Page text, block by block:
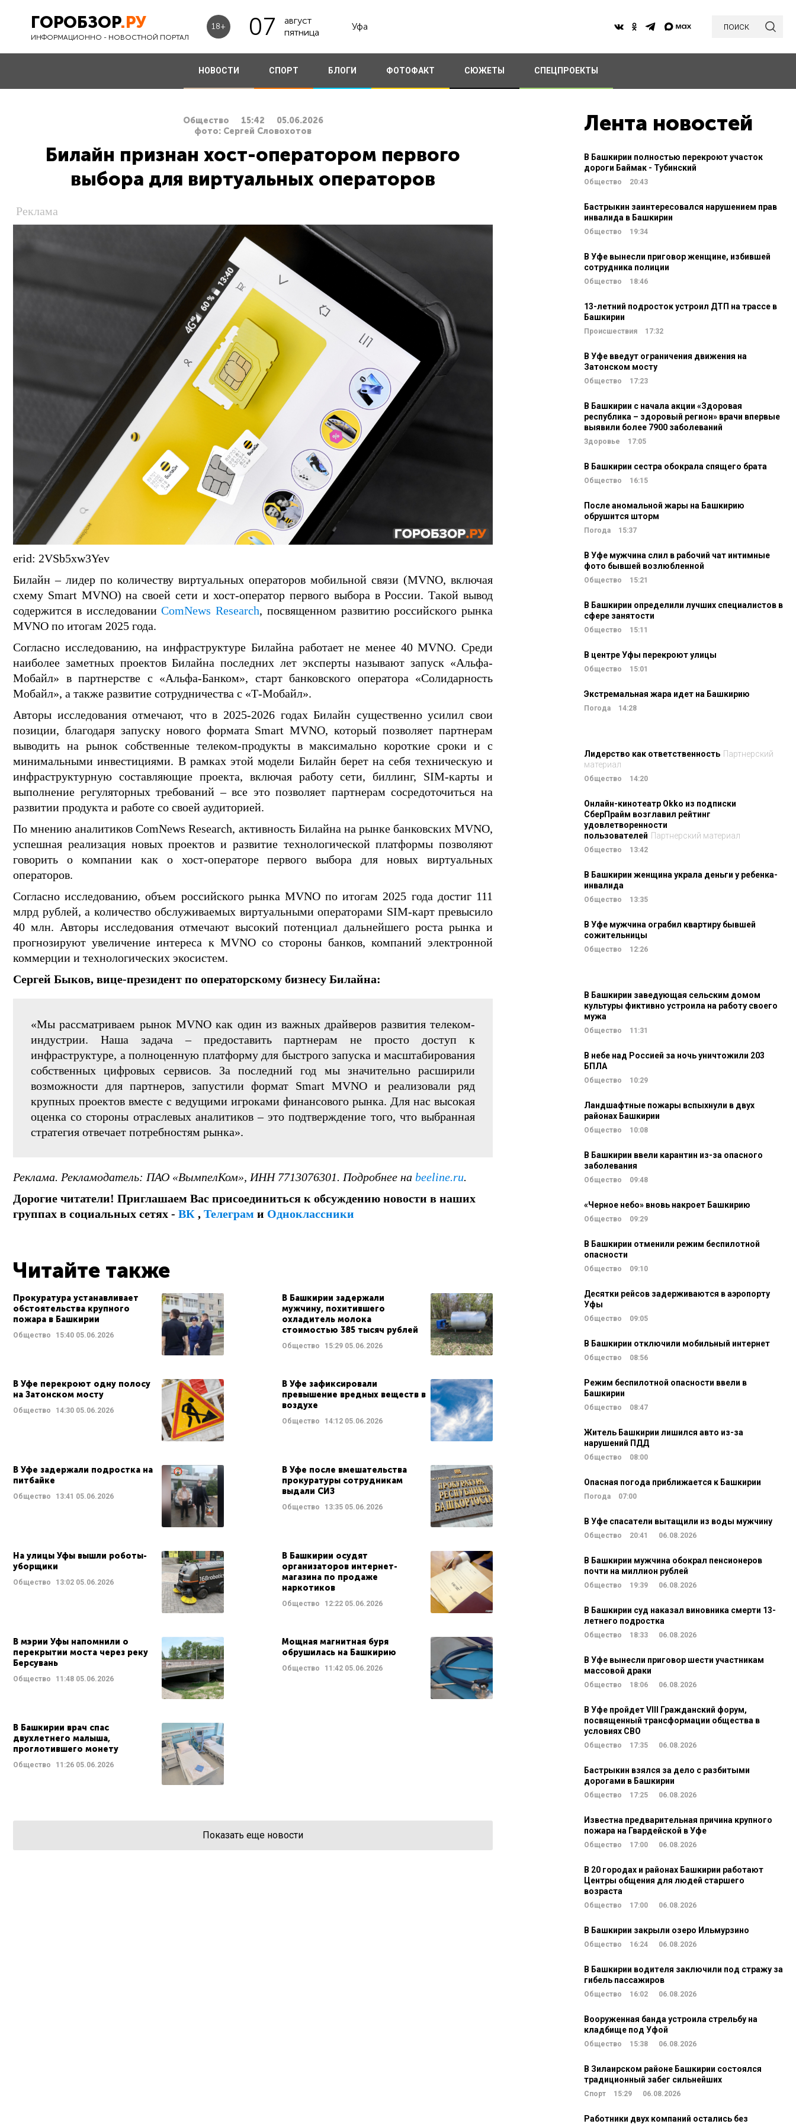
ГОРОБЗОР.РУ
ИНФОРМАЦИОННО - НОВОСТНОЙ ПОРТАЛ
18+ 07
август
пятница
Уфа поиск
НОВОСТИ СПОРТ БЛОГИ ФОТОФАКТ СЮЖЕТЫ СПЕЦПРОЕКТЫ
Общество 15:42
05.06.2026
фото: Сергей Словохотов
Билайн признан хост-оператором первого
выбора для виртуальных операторов
Реклама
erid: 2VSb5xw3Yev
Билайн – лидер по количеству виртуальных операторов мобильной связи (MVNO, включая
схему Smart MVNO) на своей сети и хост-оператор первого выбора в России. Такой вывод
содержится в исследованииComNews Research, посвященном развитию российского рынка
MVNO по итогам 2025 года.
Согласно исследованию, на инфраструктуре Билайна работает не менее 40 MVNO. Среди
наиболее заметных проектов Билайна последних лет эксперты называют запуск «Альфа-
Мобайл» в партнерстве с «Альфа-Банком», старт банковского оператора «Солидарность
Мобайл», а также развитие сотрудничества с «Т-Мобайл».
Авторы исследования отмечают, что в 2025-2026 годах Билайн существенно усилил свои
позиции, благодаря запуску нового формата Smart MVNO, который позволяет партнерам
выводить на рынок собственные телеком-продукты в максимально короткие сроки и с
минимальными инвестициями. В рамках этой модели Билайн берет на себя техническую и
инфраструктурную составляющие проекта, включая работу сети, биллинг, SIM-карты и
выполнение регуляторных требований – все это позволяет партнерам сосредоточиться на
развитии продукта и работе со своей аудиторией.
По мнению аналитиков ComNews Research, активность Билайна на рынке банковских MVNO,
успешная реализация новых проектов и развитие технологической платформы позволяют
говорить о компании как о хост-операторе первого выбора для новых виртуальных
операторов.
Согласно исследованию, объем российского рынка MVNO по итогам 2025 года достиг 111
млрд рублей, а количество обслуживаемых виртуальными операторами SIM-карт превысило
40 млн. Авторы исследования отмечают высокий потенциал дальнейшего роста рынка и
прогнозируют увеличение интереса к MVNO со стороны банков, компаний электронной
коммерции и технологических экосистем.
Сергей Быков, вице-президент по операторскому бизнесу Билайна:
«Мы рассматриваем рынок MVNO как один из важных драйверов развития телеком-
индустрии. Наша задача – предоставить партнерам не просто доступ к
инфраструктуре, а полноценную платформу для быстрого запуска и масштабирования
собственных цифровых сервисов. За последний год мы значительно расширили
возможности для партнеров, запустили формат Smart MVNO и реализовали ряд
крупных проектов вместе с ведущими игроками финансового рынка. Для нас высокая
оценка со стороны отраслевых аналитиков – это подтверждение того, что выбранная
стратегия отвечает потребностям рынка».
Реклама. Рекламодатель: ПАО «ВымпелКом», ИНН 7713076301. Подробнее на beeline.ru.
Дорогие читатели! Приглашаем Вас присоединиться к обсуждению новости в наших
группах в социальных сетях - ВК , Телеграм и Одноклассники
Читайте также
Прокуратура устанавливает
обстоятельства крупного
пожара в Башкирии
Общество 15:40 05.06.2026
В Башкирии задержали
мужчину, похитившего
охладитель молока
стоимостью 385 тысяч рублей
Общество 15:2905.06.2026
В Уфе перекроют одну полосу
на Затонском мосту
Общество 14:30 05.06.2026
В Уфе зафиксировали
превышение вредных веществ в
воздухе
Общество 14:1205.06.2026
В Уфе задержали подростка на
питбайке
Общество 13:41 05.06.2026
В Уфе после вмешательства
прокуратуры сотрудникам
выдали СИЗ
Общество 13:3505.06.2026
На улицы Уфы вышли роботы-
уборщики
Общество 13:02 05.06.2026
В Башкирии осудят
организаторов интернет-
магазина по продаже
наркотиков
Общество 12:2205.06.2026
В мэрии Уфы напомнили о
перекрытии моста через реку
Берсувань
Общество 11:48 05.06.2026
Мощная магнитная буря
обрушилась на Башкирию
Общество 11:4205.06.2026
В Башкирии врач спас
двухлетнего малыша,
проглотившего монету
Общество 11:26 05.06.2026
Показать еще новости
Лента новостей
В Башкирии полностью перекроют участок
дороги Баймак - Тубинский
Общество 20:43
Бастрыкин заинтересовался нарушением прав
инвалида в Башкирии
Общество 19:34
В Уфе вынесли приговор женщине, избившей
сотрудника полиции
Общество 18:46
13-летний подросток устроил ДТП на трассе в
Башкирии
Происшествия 17:32
В Уфе введут ограничения движения на
Затонском мосту
Общество 17:23
В Башкирии с начала акции «Здоровая
республика – здоровый регион» врачи впервые
выявили более 7900 заболеваний
Здоровье 17:05
В Башкирии сестра обокрала спящего брата
Общество 16:15
После аномальной жары на Башкирию
обрушится шторм
Погода 15:37
В Уфе мужчина слил в рабочий чат интимные
фото бывшей возлюбленной
Общество 15:21
В Башкирии определили лучших специалистов в
сфере занятости
Общество 15:11
В центре Уфы перекроют улицы
Общество 15:01
Экстремальная жара идет на Башкирию
Погода 14:28
Лидерство как ответственность Партнерский
материал
Общество 14:20
Онлайн-кинотеатр Okko из подписки
СберПрайм возглавил рейтинг
удовлетворенности
пользователей Партнерский материал
Общество 13:42
В Башкирии женщина украла деньги у ребенка-
инвалида
Общество 13:35
В Уфе мужчина ограбил квартиру бывшей
сожительницы
Общество 12:26
В Башкирии заведующая сельским домом
культуры фиктивно устроила на работу своего
мужа
Общество 11:31
В небе над Россией за ночь уничтожили 203
БПЛА
Общество 10:29
Ландшафтные пожары вспыхнули в двух
районах Башкирии
Общество 10:08
В Башкирии ввели карантин из-за опасного
заболевания
Общество 09:48
«Черное небо» вновь накроет Башкирию
Общество 09:29
В Башкирии отменили режим беспилотной
опасности
Общество 09:10
Десятки рейсов задерживаются в аэропорту
Уфы
Общество 09:05
В Башкирии отключили мобильный интернет
Общество 08:56
Режим беспилотной опасности ввели в
Башкирии
Общество 08:47
Житель Башкирии лишился авто из-за
нарушений ПДД
Общество 08:00
Опасная погода приближается к Башкирии
Погода 07:00
В Уфе спасатели вытащили из воды мужчину
Общество 20:41 06.08.2026
В Башкирии мужчина обокрал пенсионеров
почти на миллион рублей
Общество 19:39 06.08.2026
В Башкирии суд наказал виновника смерти 13-
летнего подростка
Общество 18:33 06.08.2026
В Уфе вынесли приговор шести участникам
массовой драки
Общество 18:06 06.08.2026
В Уфе пройдет VIII Гражданский форум,
посвященный трансформации общества в
условиях СВО
Общество 17:35 06.08.2026
Бастрыкин взялся за дело с разбитыми
дорогами в Башкирии
Общество 17:25 06.08.2026
Известна предварительная причина крупного
пожара на Гвардейской в Уфе
Общество 17:00 06.08.2026
В 20 городах и районах Башкирии работают
Центры общения для людей старшего
возраста
Общество 17:00 06.08.2026
В Башкирии закрыли озеро Ильмурзино
Общество 16:24 06.08.2026
В Башкирии водителя заключили под стражу за
гибель пассажиров
Общество 16:02 06.08.2026
Вооруженная банда устроила стрельбу на
кладбище под Уфой
Общество 15:38 06.08.2026
В Зилаирском районе Башкирии состоялся
традиционный забег сильнейших
Спорт 15:29 06.08.2026
Работники двух компаний остались без